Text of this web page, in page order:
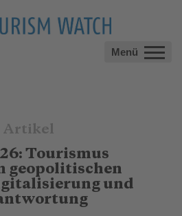
Menü
Artikel
Tourismus
geopolitischen
und